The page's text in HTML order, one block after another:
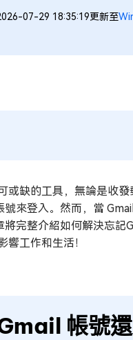
07-29 18:35:19更新至
缺的工具，無論是收
來登入。然而，當
完整介紹如何解決忘
工作和生活！
帳號還